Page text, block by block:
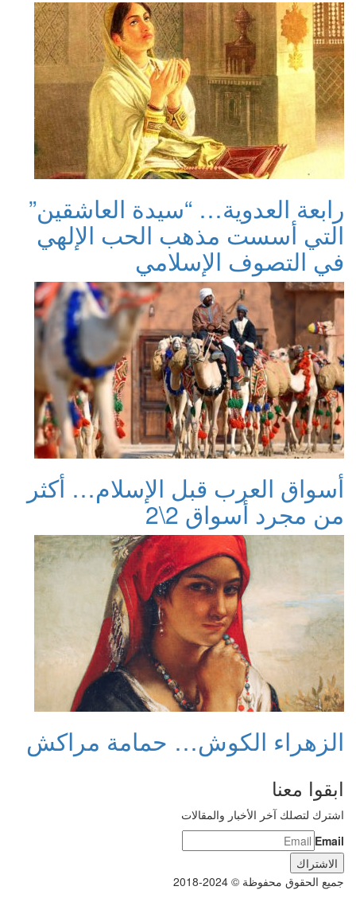
رابعة العدوية… “سيدة العاشقين”
التي أسست مذهب الحب الإلهي
في التصوف الإسلامي
أسواق العرب قبل الإسلام… أكثر
من مجرد أسواق 2\2
الزهراء الكوش… حمامة مراكش
ابقوا معنا
اشترك لتصلك آخر الأخبار والمقالات
Email
جميع الحقوق محفوظة © 2024-2018